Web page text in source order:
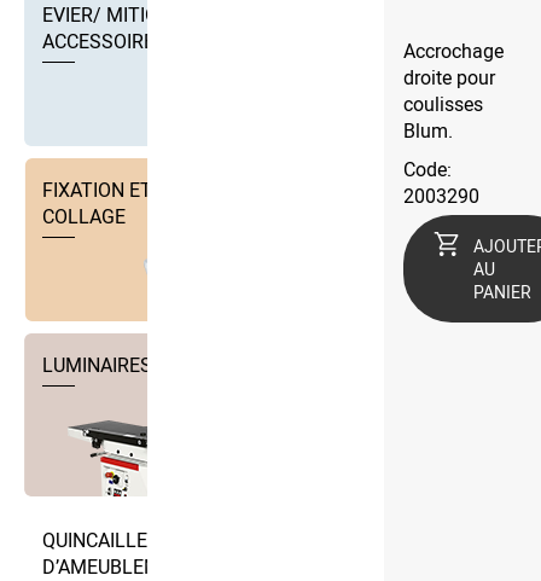
EVIER/ MITIGEUR EVIER ET
ACCESSOIRES
FIXATION ET TECHNIQUE DE
COLLAGE
LUMINAIRES
QUINCAILLERIE
D’AMEUBLEMENT
Accrochage
droite pour
coulisses
Blum.
Code:
2003290
AU
PANIER